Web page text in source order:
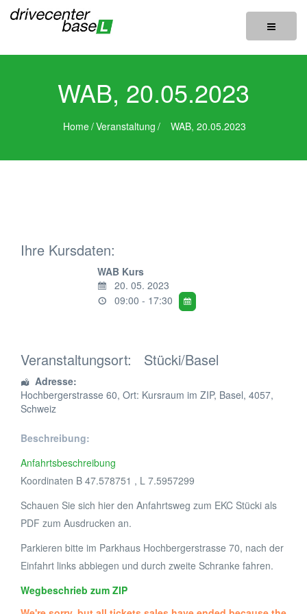
Toggle
WAB, 20.05.2023
Home/Veranstaltung / WAB, 20.05.2023
Ihre Kursdaten:
WAB Kurs
20. 05. 2023
09:00 - 17:30
Veranstaltungsort: Stücki/Basel
Adresse:
Hochbergerstrasse 60, Ort: Kursraum im ZIP, Basel, 4057,
Schweiz
Beschreibung:
Anfahrtsbeschreibung
Koordinaten B 47.578751 , L 7.5957299
Schauen Sie sich hier den Anfahrtsweg zum EKC Stücki als
PDF zum Ausdrucken an.
Parkieren bitte im Parkhaus Hochbergerstrasse 70, nach der
Einfahrt links abbiegen und durch zweite Schranke fahren.
Wegbeschrieb zum ZIP